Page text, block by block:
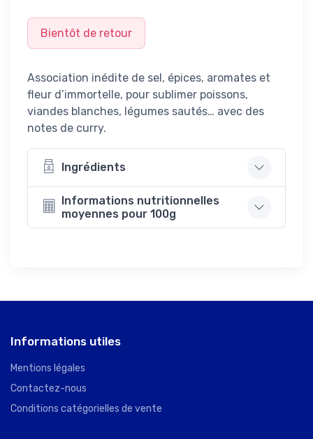
Bientôt de retour
Association inédite de sel, épices, aromates et
fleur d’immortelle, pour sublimer poissons,
viandes blanches, légumes sautés… avec des
notes de curry.
Ingrédients
Informations nutritionnelles
moyennes pour 100g
Informations utiles
Mentions légales
Contactez-nous
Conditions catégorielles de vente